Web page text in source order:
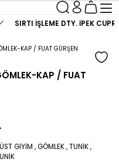
SIRTI İŞLEME DTY. İPEK
KAP / FUAT
ÜST GİYİM ,GÖMLEK ,TUNİK ,